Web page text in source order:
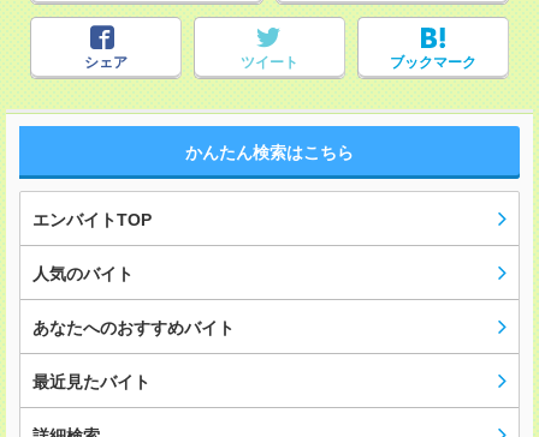
シェア ツイート ブックマーク
かんたん検索はこちら
エンバイトTOP
人気のバイト
あなたへのおすすめバイト
最近見たバイト